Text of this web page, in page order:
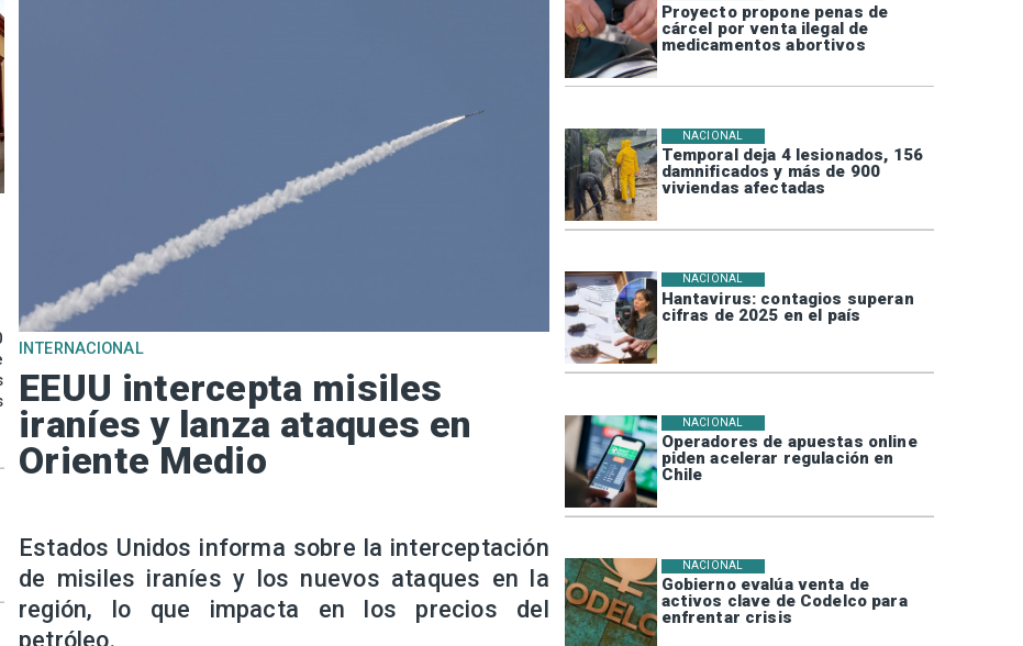
Proyecto propone penas de
cárcel por venta ilegal de
medicamentos abortivos
Temporal deja 4 lesionados, 156
damnificados y más de 900
viviendas afectadas
NACIONAL
Hantavirus: contagios superan
cifras de 2025 en el país
NACIONAL
Operadores de apuestas online
piden acelerar regulación en
Chile
NACIONAL
Gobierno evalúa venta de
activos clave de Codelco para
enfrentar crisis
NACIONAL
INTERNACIONAL
EEUU intercepta misiles
iraníes y lanza ataques en
Oriente Medio
Estados Unidos informa sobre la interceptación
de misiles iraníes y los nuevos ataques en la
región, lo que impacta en los precios del
petróleo.